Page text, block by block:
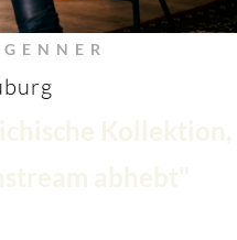
Kollektion,
abhebt"